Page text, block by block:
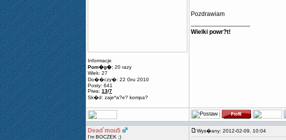
Informacje
Pom�g�: 20 razy
Wiek: 27
Do��czy�: 22 Gru 2010
Posty: 641
Piwa: 13/7
Sk�d: zaje*a?e? kompa?
Pozdrawiam
Wielki powr?t!
Dead`mou5
I'm BOCZEK ;)
Wys�any: 2012-02-09, 10:04